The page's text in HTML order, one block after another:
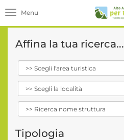
Toggle navigation
Affina la tua ricerca...
Tipologia